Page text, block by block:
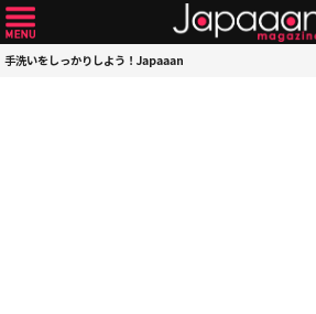
手洗いをしっかりしよう！Japaaan